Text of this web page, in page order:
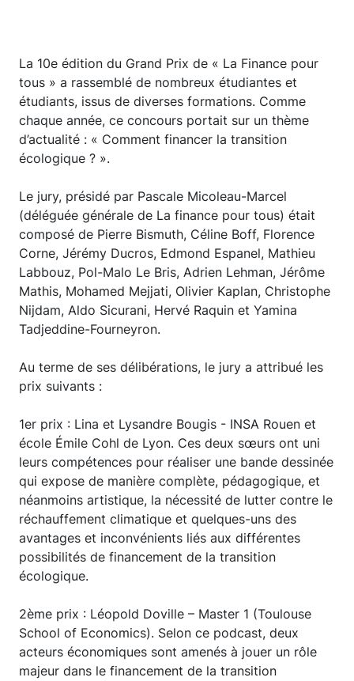
La 10e édition du Grand Prix de « La Finance pour
tous » a rassemblé de nombreux étudiantes et
étudiants, issus de diverses formations. Comme
chaque année, ce concours portait sur un thème
d’actualité : « Comment financer la transition
écologique ? ».
Le jury, présidé par Pascale Micoleau-Marcel
(déléguée générale de La finance pour tous) était
composé de Pierre Bismuth, Céline Boff, Florence
Corne, Jérémy Ducros, Edmond Espanel, Mathieu
Labbouz, Pol-Malo Le Bris, Adrien Lehman, Jérôme
Mathis, Mohamed Mejjati, Olivier Kaplan, Christophe
Nijdam, Aldo Sicurani, Hervé Raquin et Yamina
Tadjeddine-Fourneyron.
Au terme de ses délibérations, le jury a attribué les
prix suivants :
1er prix : Lina et Lysandre Bougis - INSA Rouen et
école Émile Cohl de Lyon. Ces deux sœurs ont uni
leurs compétences pour réaliser une bande dessinée
qui expose de manière complète, pédagogique, et
néanmoins artistique, la nécessité de lutter contre le
réchauffement climatique et quelques-uns des
avantages et inconvénients liés aux différentes
possibilités de financement de la transition
écologique.
2ème prix : Léopold Doville – Master 1 (Toulouse
School of Economics). Selon ce podcast, deux
acteurs économiques sont amenés à jouer un rôle
majeur dans le financement de la transition